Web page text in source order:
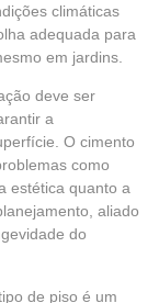
climáticas
adequada para
em jardins.
deve ser
a
O cimento
como
estética quanto a
aliado
do
de piso é um